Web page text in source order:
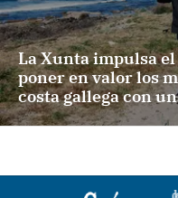
La Xunta impulsa
poner en valor los
costa gallega con